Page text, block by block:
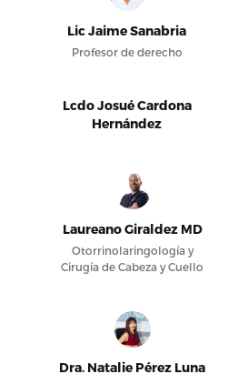
Lic Jaime Sanabria
Profesor de derecho
Lcdo Josué Cardona
Hernández
Laureano Giraldez MD
Otorrinolaringología y
Cirugía de Cabeza y Cuello
Dra. Natalie Pérez Luna